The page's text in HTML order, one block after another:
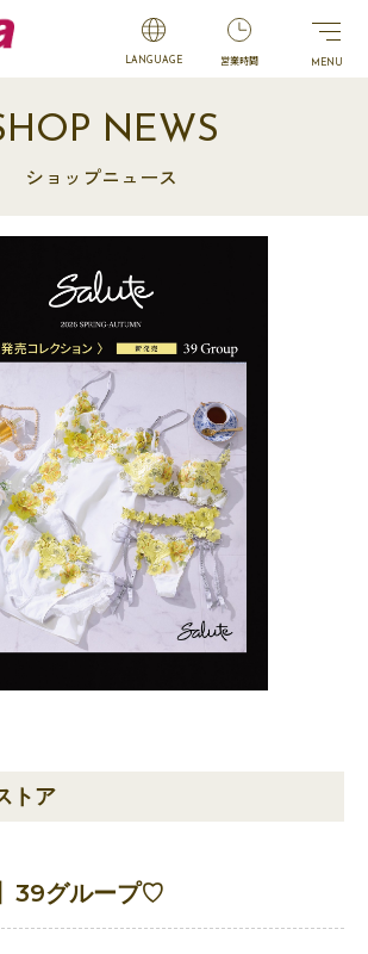
LANGUAGE 営業時間
NEWS
ショップニュース
トア
39グループ♡